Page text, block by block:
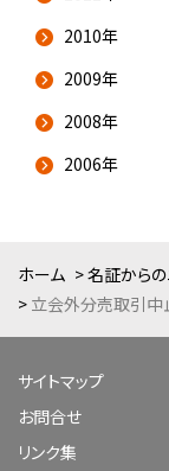
ホーム 名証から
立会外分売取引中
2010年
2009年
2008年
2006年
サイトマップ
お問合せ
リンク集